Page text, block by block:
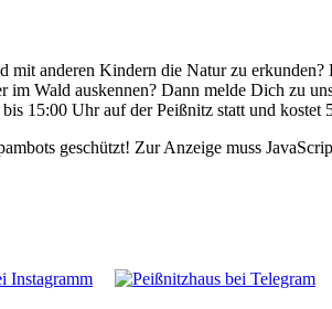
mit anderen Kindern die Natur zu
im Wald auskennen? Dann melde Dich zu
15:00 Uhr auf der Peißnitz statt und kostet
geschützt! Zur Anzeige muss